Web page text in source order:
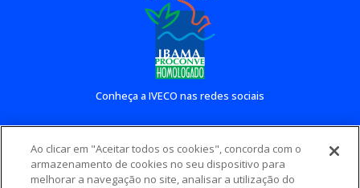
Conheça a IVECO nas redes sociais
Conheça outros sites IVECO
Ao clicar em "Aceitar todos os cookies", concorda com o
armazenamento de cookies no seu dispositivo para
melhorar a navegação no site, analisar a utilização do